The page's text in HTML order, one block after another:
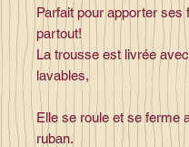
Parfait pour apporter ses
partout!
La trousse est livrée
lavables,
Elle se roule et se ferme
ruban.